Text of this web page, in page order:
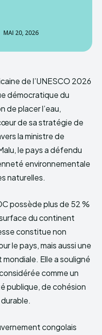
MAI 20, 2026
de l’UNESCO 2026
démocratique du
de placer l’eau,
de sa stratégie de
la ministre de
le pays a défendu
environnementale
naturelles.
possède plus de 52 %
du continent
constitue non
le pays, mais aussi une
Elle a souligné
comme un
publique, de cohésion
congolais